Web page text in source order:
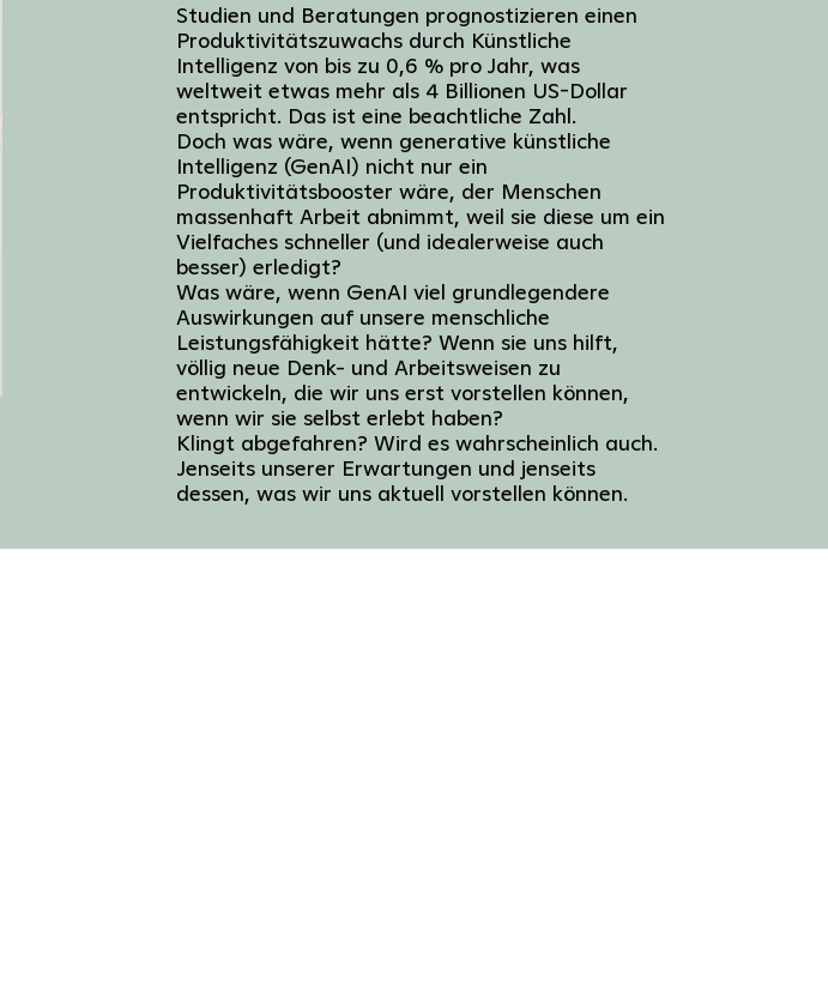
Studien und Beratungen prognostizieren einen
Produktivitätszuwachs durch Künstliche
Intelligenz von bis zu 0,6 % pro Jahr, was
weltweit etwas mehr als 4 Billionen US-Dollar
entspricht. Das ist eine beachtliche Zahl.
Doch was wäre, wenn generative künstliche
Intelligenz (GenAI) nicht nur ein
Produktivitätsbooster wäre, der Menschen
massenhaft Arbeit abnimmt, weil sie diese um ein
Vielfaches schneller (und idealerweise auch
besser) erledigt?
Was wäre, wenn GenAI viel grundlegendere
Auswirkungen auf unsere menschliche
Leistungsfähigkeit hätte? Wenn sie uns hilft,
völlig neue Denk- und Arbeitsweisen zu
entwickeln, die wir uns erst vorstellen können,
wenn wir sie selbst erlebt haben?
Klingt abgefahren? Wird es wahrscheinlich auch.
Jenseits unserer Erwartungen und jenseits
dessen, was wir uns aktuell vorstellen können.